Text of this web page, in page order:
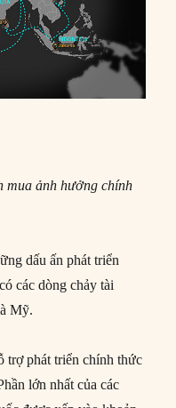
mua ảnh hưởng chính
dấu ấn phát triển
các dòng chảy tài
Mỹ.
trợ phát triển chính thức
lớn nhất của các